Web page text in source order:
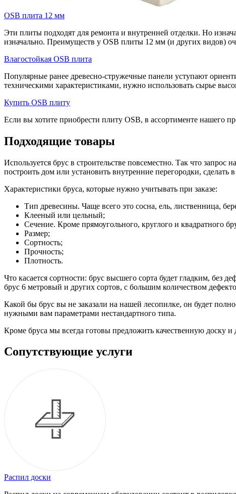
OSB плита 12 мм
Эти плиты подходят для ремонта и внутренней отделки. Но
изначально. Преимуществ у OSB плиты 12 мм (и других видов)
Влагостойкая OSB плита
Популярные ранее древесно-стружечные панели уступают
техническими характеристиками, нужно использовать сырье
Купить OSB плиту
Если вы хотите приобрести плиту OSB, в ассортименте нашего
Подходящие товары
Используется брус в строительстве повсеместно. Так что
построить дом или установить внутренние перегородки, сделать
Характеристики бруса, которые нужно учитывать при заказе:
Тип древесины. Чаще всего это сосна, ель, лиственница,
Клееный или цельный;
Сечение. Кроме прямоугольного, круглого и квадратного
Размер;
Сортность;
Прочность;
Плотность.
Что касается сортности: брус высшего сорта будет гладким,
брус 6 метровый и других сортов, с большим количеством
Какой бы брус вы не заказали на нашей лесопилке, он будет
нужными вам параметрами нестандартного типа.
Кроме бруса мы всегда готовы предложить качественную доску
Сопутствующие услуги
Распил доски